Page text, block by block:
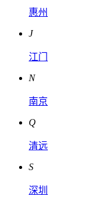
惠州
J
江门
N
南京
Q
清远
S
深圳